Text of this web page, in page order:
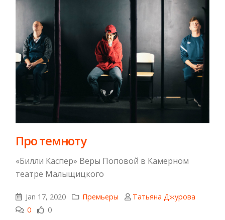
​Про темноту​
«Билли Каспер» Веры Поповой в Камерном
театре Малыщицкого
Jan 17, 2020 Премьеры
Татьяна Джурова
0
0